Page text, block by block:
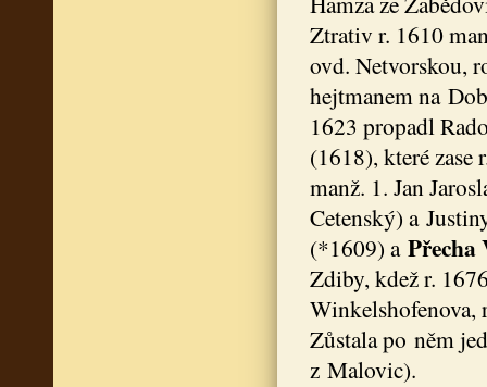
Ztrativ r. 1610
ovd. Netvorskou,
hejtmanem na
1623 propadl
(1618), které
manž. 1. Jan
Cetenský) a
(*1609) a Přecha
Zdiby, kdež r.
Winkelshofenova,
Zůstala po něm
z Malovic).